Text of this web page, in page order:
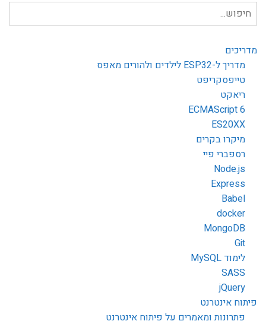
חיפוש
עבור:
מדריכים
מדריך ל-ESP32 לילדים ולהורים מאפס
טייפסקריפט
ריאקט
ECMAScript 6
ES20XX
מיקרו בקרים
רספברי פיי
Node.js
Express
Babel
docker
MongoDB
Git
לימוד MySQL
SASS
jQuery
פיתוח אינטרנט
פתרונות ומאמרים על פיתוח אינטרנט